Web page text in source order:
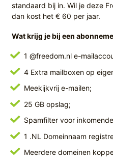
standaard bij in. Wil je deze
dan kost het € 60 per jaar.
Wat krijg je bij een
1 @freedom.nl e-
4 Extra mailboxen op
Meekijkvrij e-mailen;
25 GB opslag;
Spamfilter voor
1 .NL Domeinnaam
Meerdere domeinen